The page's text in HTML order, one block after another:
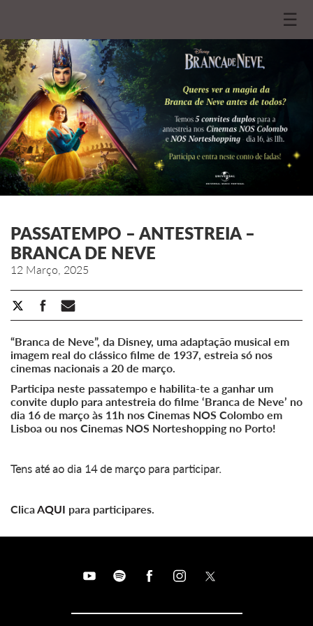
☰
PASSATEMPO – ANTESTREIA –
BRANCA DE NEVE
12 Março, 2025
“Branca de Neve”, da Disney, uma adaptação musical em
imagem real do clássico filme de 1937, estreia só nos
cinemas nacionais a 20 de março.
Participa neste passatempo e habilita-te a ganhar um
convite duplo para antestreia do filme ‘Branca de Neve’ no
dia 16 de março às 11h nos Cinemas NOS Colombo em
Lisboa ou nos Cinemas NOS Norteshopping no Porto!
Tens até ao dia 14 de março para participar.
ClicaAQUI para participares.